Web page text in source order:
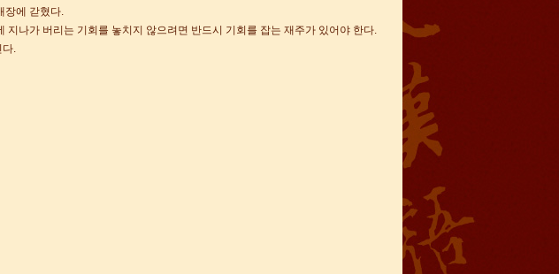
장에 갇혔다.
지나가 버리는 기회를 놓치지 않으려면 반드시 기회를 잡는 재주가 있어야 한다.
다.